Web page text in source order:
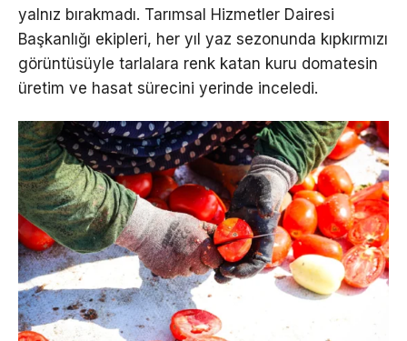
yalnız bırakmadı. Tarımsal Hizmetler Dairesi
Başkanlığı ekipleri, her yıl yaz sezonunda kıpkırmızı
görüntüsüyle tarlalara renk katan kuru domatesin
üretim ve hasat sürecini yerinde inceledi.